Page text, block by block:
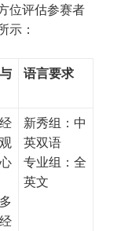
位评估参赛者
示：
语言要求
新秀组：中
英双语
专业组：全
英文